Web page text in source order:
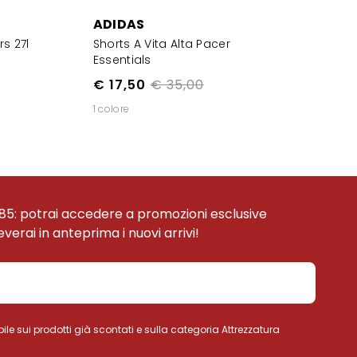
27l
ADIDAS
Shorts A Vita Alta Pacer
Essentials
€ 35,00
€ 17,50
1 colore
potrai accedere a promozioni esclusive
in anteprima i nuovi arrivi!
sui prodotti già scontati e sulla categoria Attrezzatura